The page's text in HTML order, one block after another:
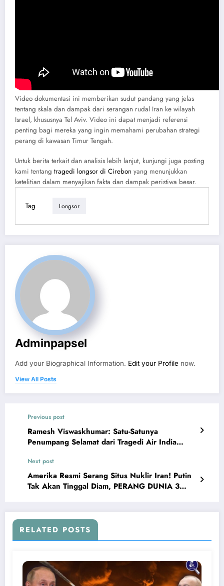
Video dokumentasi ini memberikan sudut pandang yang jelas
tentang skala dan dampak dari serangan rudal Iran ke wilayah
Israel, khususnya Tel Aviv. Video ini dapat menjadi referensi
penting bagi mereka yang ingin memahami perubahan strategi
perang di kawasan Timur Tengah.
Untuk berita terkait dan analisis lebih lanjut, kunjungi juga posting
kami tentang tragedi longsor di Cirebon yang menunjukkan
ketelitian dalam menyajikan fakta dan dampak peristiwa besar.
Tag Longsor
Adminpapsel
Add your Biographical Information. Edit your Profile now.
View All Posts
Previous post
Ramesh Viswaskhumar: Satu-Satunya
Penumpang Selamat dari Tragedi Air India
Next post
Amerika Resmi Serang Situs Nuklir Iran! Putin
Tak Akan Tinggal Diam, PERANG DUNIA 3
RELATED POSTS